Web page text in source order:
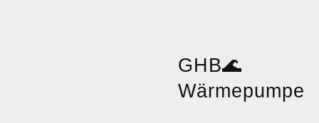
GHB🌊
Wärmepumpe